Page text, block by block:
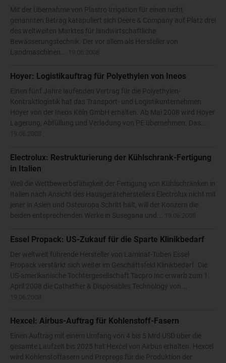
Mit der Übernahme von Plastro Irrigation für einen nicht
genannten Betrag katapuliert sich Deere & Company auf Platz drei
des weltweiten Marktes für landwirtschaftliche
Bewässerungstechnik. Der vor allem als Hersteller von
Landmaschinen...
Hoyer: Logistikauftrag für Polyethylen von Ineos
Einen fünf Jahre laufenden Vertrag für die Polyethylen-
Kontraktlogistik hat das Transport- und Logistikunternehmen
Hoyer von der Ineos Köln GmbH erhalten. Ab Mai 2008 wird Hoyer
Lagerung, Abfüllung und Verladung von PE übernehmen. Das...
Electrolux: Restrukturierung der Kühlschrank-Fertigung
in Italien
Weil die Wettbewerbsfähigkeit der Fertigung von Kühlschränken in
Italien nach Ansicht des Hausgeräteherstellers Electrolux nicht mit
jener in Asien und Osteuropa Schritt hält, will der Konzern die
beiden entsprechenden Werke in Susegana und...
Essel Propack: US-Zukauf für die Sparte Klinikbedarf
Der weltweit führende Hersteller von Laminat-Tuben Essel
Propack verstärkt sich weiter im Geschäftsfeld Klinikbedarf. Die
US-amerikanische Tochtergesellschaft Tacpro Inc erwarb zum 1.
April 2008 die Cathether & Disposables Technology von...
Hexcel: Airbus-Auftrag für Kohlenstoff-Fasern
Einen Auftrag mit einem Umfang von 4 bis 5 Mrd USD über die
gesamte Laufzeit bis 2025 hat Hexcel von Airbus erhalten. Hexcel
wird Kohlenstoffasern und Prepregs für die Produktion der